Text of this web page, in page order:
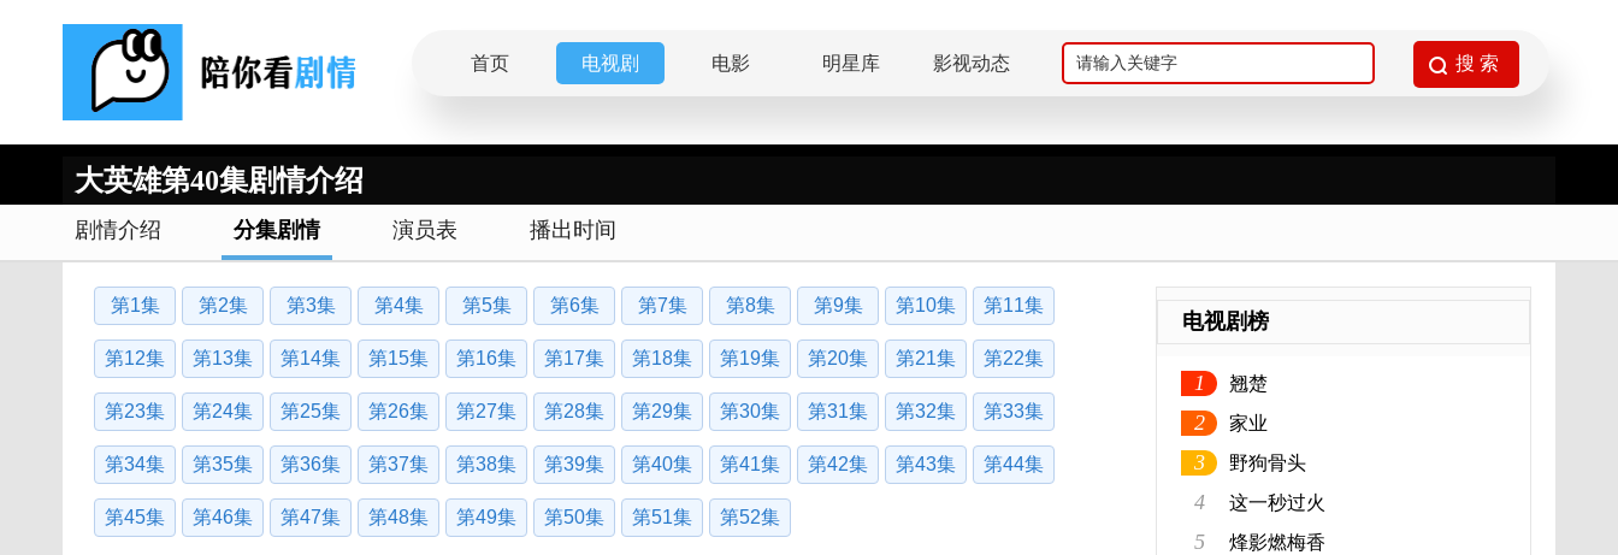
首页 电视剧 电影 明星库 影视动态
大英雄第40集剧情介绍
剧情介绍 分集剧情 演员表 播出时间
第1集 第2集 第3集 第4集 第5集 第6集 第7集 第8集 第9集 第10集 第11集
第12集 第13集 第14集 第15集 第16集 第17集 第18集 第19集 第20集 第21集 第22集
第23集 第24集 第25集 第26集 第27集 第28集 第29集 第30集 第31集 第32集 第33集
第34集 第35集 第36集 第37集 第38集 第39集 第40集 第41集 第42集 第43集 第44集
第45集 第46集 第47集 第48集 第49集 第50集 第51集 第52集
电视剧榜
1 翘楚
2 家业
3 野狗骨头
4 这一秒过火
5 烽影燃梅香